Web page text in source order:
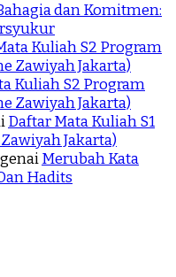
dan Komitmen:
Kuliah S2 Program
Zawiyah Jakarta)
Kuliah S2 Program
Zawiyah Jakarta)
Daftar Mata Kuliah S1
Jakarta)
Merubah Kata
Hadits